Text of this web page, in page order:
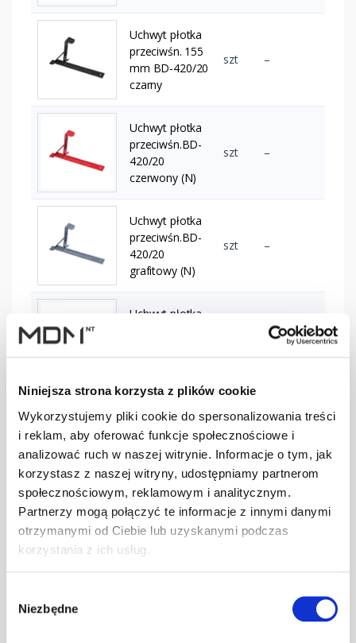
Niniejsza strona korzysta z plików cookie
Wykorzystujemy pliki cookie do spersonalizowania treści
i reklam, aby oferować funkcje społecznościowe i
analizować ruch w naszej witrynie. Informacje o tym, jak
korzystasz z naszej witryny, udostępniamy partnerom
społecznościowym, reklamowym i analitycznym.
Partnerzy mogą połączyć te informacje z innymi danymi
otrzymanymi od Ciebie lub uzyskanymi podczas
korzystania z ich usług.
zgody
Niezbędne
Uchwyt płotka
przeciwśn. 155
mm BD-420/20
czarny
szt –
Uchwyt płotka
przeciwśn.BD-
420/20
czerwony (N)
szt –
Uchwyt płotka
przeciwśn.BD-
420/20
grafitowy (N)
szt –
Uchwyt płotka
–
przeciwśn. 155
mm BD-420/20
ocynk (O)
szt –
Uchwyt płotka
przeciwśn. 155
mm BD-460/20
brązowy
szt